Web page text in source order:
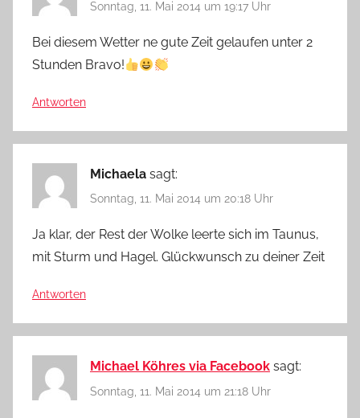
Sonntag, 11. Mai 2014 um 19:17 Uhr
Bei diesem Wetter ne gute Zeit gelaufen unter 2
Stunden Bravo!
Antworten
Michaela sagt:
Sonntag, 11. Mai 2014 um 20:18 Uhr
Ja klar, der Rest der Wolke leerte sich im Taunus,
mit Sturm und Hagel. Glückwunsch zu deiner Zeit
Antworten
Michael Köhres via Facebook sagt:
Sonntag, 11. Mai 2014 um 21:18 Uhr